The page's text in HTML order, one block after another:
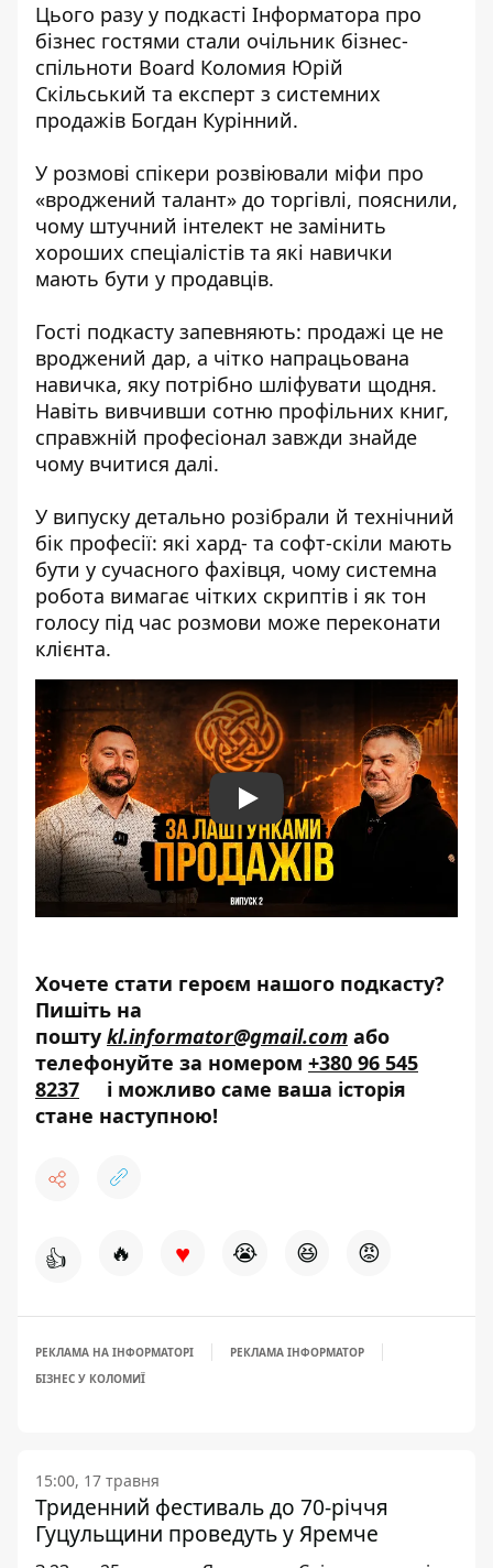
Цього разу у подкасті Інформатора про
бізнес гостями стали очільник бізнес-
спільноти Board Коломия Юрій
Скільський та експерт з системних
продажів Богдан Курінний.
У розмові спікери розвіювали міфи про
«вроджений талант» до торгівлі, пояснили,
чому штучний інтелект не замінить
хороших спеціалістів та які навички
мають бути у продавців.
Гості подкасту запевняють: продажі це не
вроджений дар, а чітко напрацьована
навичка, яку потрібно шліфувати щодня.
Навіть вивчивши сотню профільних книг,
справжній професіонал завжди знайде
чому вчитися далі.
У випуску детально розібрали й технічний
бік професії: які хард- та софт-скіли мають
бути у сучасного фахівця, чому системна
робота вимагає чітких скриптів і як тон
голосу під час розмови може переконати
клієнта.
Play
Хочете стати героєм нашого подкасту?
Пишіть на
пошту kl.informator@gmail.com або
телефонуйте за номером +380 96 545
8237 і можливо саме ваша історія
стане наступною!
👍 🔥 ♥ 😭 😆 😡
РЕКЛАМА НА ІНФОРМАТОРІ
РЕКЛАМА ІНФОРМАТОР
БІЗНЕС У КОЛОМИЇ
15:00, 17 травня
Триденний фестиваль до 70-річчя
Гуцульщини проведуть у Яремче